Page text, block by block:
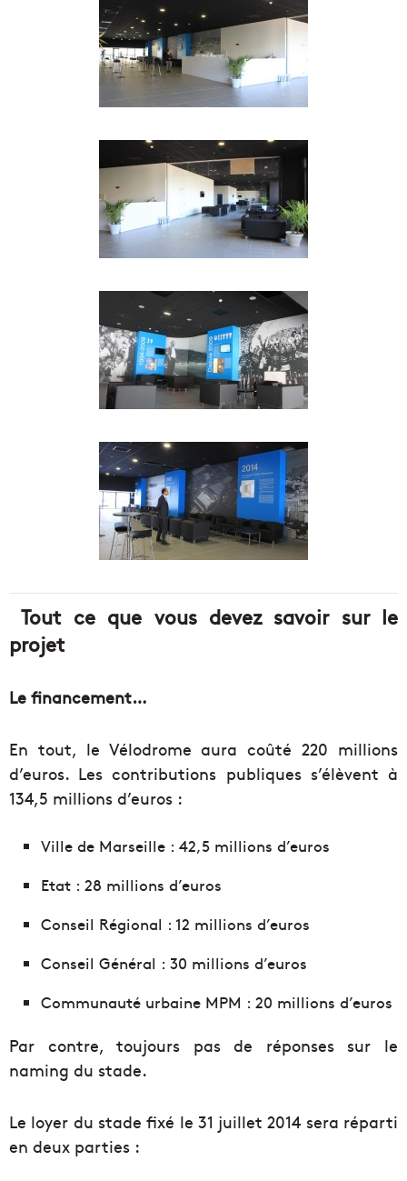
Tout ce que vous devez savoir sur le
projet
Le financement…
En tout, le Vélodrome aura coûté 220 millions
d’euros. Les contributions publiques s’élèvent à
134,5 millions d’euros :
Ville de Marseille : 42,5 millions d’euros
Etat : 28 millions d’euros
Conseil Régional : 12 millions d’euros
Conseil Général : 30 millions d’euros
Communauté urbaine MPM : 20 millions d’euros
Par contre, toujours pas de réponses sur le
naming du stade.
Le loyer du stade fixé le 31 juillet 2014 sera réparti
en deux parties :